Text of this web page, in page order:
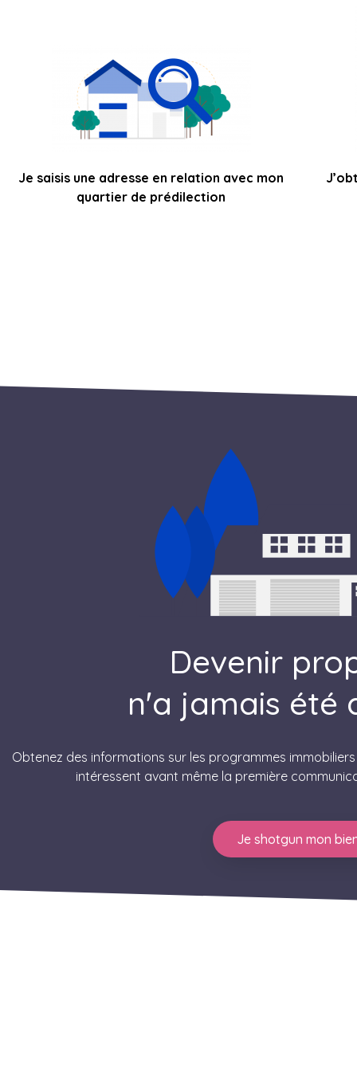
Je saisis une adresse en relation avec mon
quartier de prédilection
Devenir
n'a jamais été
Obtenez des informations sur les programmes
intéressent avant même la première
Je shotgun mon